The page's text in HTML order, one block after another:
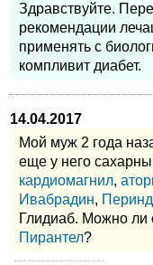
Здравствуйте.
рекомендации
применять с
компливит диабет.
14.04.2017
Мой муж 2 года
еще у него
кардиомагнил,
Ивабрадин,
Глидиаб. Можно ли
Пирантел?